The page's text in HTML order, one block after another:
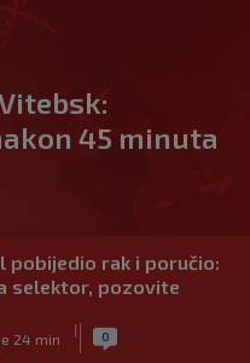
45 minuta
pobijedio rak i poručio:
selektor, pozovite
24 min
| 0